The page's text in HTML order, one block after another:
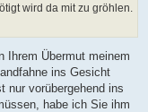
wird da mit zu gröhlen.
Ihrem Übermut meinem
ins Gesicht
nur vorübergehend ins
habe ich Sie ihm